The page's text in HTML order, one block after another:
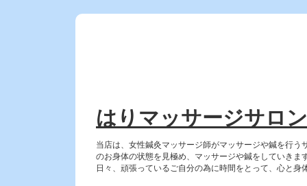
はりマッサージサロ
当店は、女性鍼灸マッサージ師がマッサージや鍼を行
のお身体の状態を見極め、マッサージや鍼をしていき
日々、頑張っているご自分の為に時間をとって、心と身